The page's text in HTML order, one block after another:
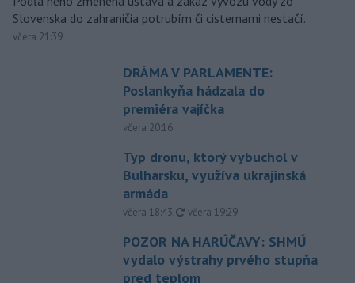
Slovenska do zahraničia potrubím či cisternami nestačí.
včera 21:39
DRÁMA V PARLAMENTE:
Poslankyňa hádzala do
premiéra vajíčka
včera 20:16
Typ dronu, ktorý vybuchol v
Bulharsku, využíva ukrajinská
armáda
včera 18:43, aktualizované
včera 19:29
POZOR NA HARÚČAVY: SHMÚ
vydalo výstrahy prvého stupňa
pred teplom